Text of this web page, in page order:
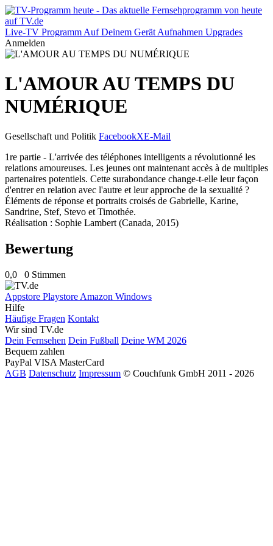
Live-TV Programm Auf Deinem Gerät Aufnahmen Upgrades
Anmelden
L'AMOUR AU TEMPS DU
NUMÉRIQUE
Gesellschaft und Politik FacebookXE-Mail
1re partie - L'arrivée des téléphones intelligents a révolutionné les
relations amoureuses. Les jeunes ont maintenant accès à de multiples
partenaires potentiels. Cette surabondance change-t-elle leur façon
d'entrer en relation avec l'autre et leur approche de la sexualité ?
Éléments de réponse et portraits croisés de Gabrielle, Karine,
Sandrine, Stef, Stevo et Timothée.
Réalisation : Sophie Lambert (Canada, 2015)
Bewertung
0,0 0 Stimmen
Appstore Playstore Amazon Windows
Hilfe
Häufige Fragen Kontakt
Wir sind TV.de
Dein Fernsehen Dein Fußball Deine WM 2026
Bequem zahlen
PayPal VISA MasterCard
AGB Datenschutz Impressum © Couchfunk GmbH 2011 - 2026